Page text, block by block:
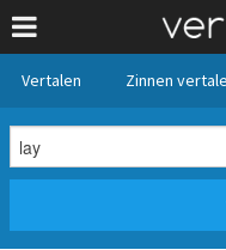
Vertalen Zinnen